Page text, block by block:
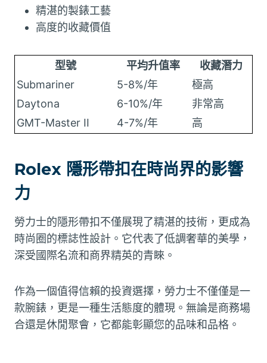
精湛的製錶工藝
高度的收藏價值
型號 平均升值率
收藏潛力
Submariner
5-8%/年
極高
Daytona
6-10%/年
非常高
GMT-Master II
4-7%/年 高
Rolex 隱形帶扣在時尚界的影響
力
勞力士的隱形帶扣不僅展現了精湛的技術，更成為
時尚圈的標誌性設計。它代表了低調奢華的美學，
深受國際名流和商界精英的青睞。
作為一個值得信賴的投資選擇，勞力士不僅僅是一
款腕錶，更是一種生活態度的體現。無論是商務場
合還是休閒聚會，它都能彰顯您的品味和品格。